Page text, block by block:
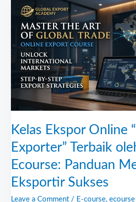
Kelas Ekspor Online
Exporter” Terbaik
Ecourse: Panduan
Eksportir Sukses
Leave a Comment / E-course,ecourse
Kelas
Ekspor
Online
“How
Exporter”
Terbaik
oleh
Rumah
Panduan
Menjadi
Eksportir